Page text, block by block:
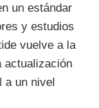
un estándar
y estudios
vuelve a la
actualización
a un nivel